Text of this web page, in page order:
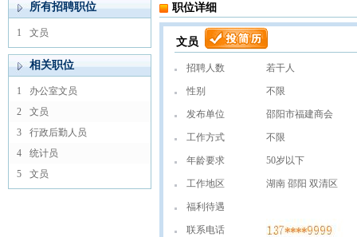
所有招聘职位
1 文员
相关职位
1
办公室文员
2
文员
3
行政后勤人员
4
统计员
5
文员
职位详细
文员
招聘人数 若干人
性别 不限
发布单位 邵阳市福建商会
工作方式 不限
年龄要求 50岁以下
工作地区 湖南 邵阳 双清区
福利待遇
联系电话